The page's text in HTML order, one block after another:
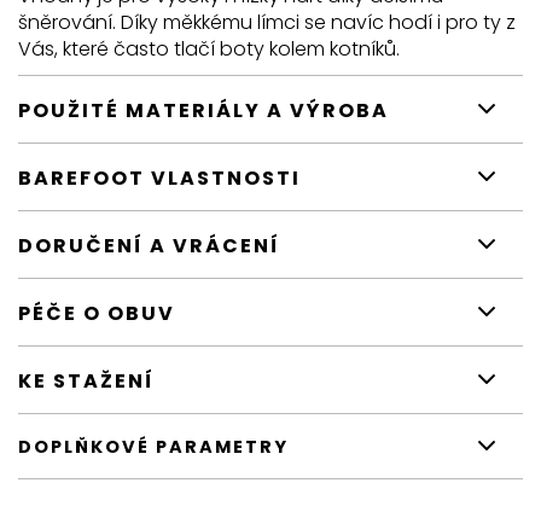
šněrování. Díky měkkému límci se navíc hodí i pro ty z
Vás, které často tlačí boty kolem kotníků.
POUŽITÉ MATERIÁLY A VÝROBA
BAREFOOT VLASTNOSTI
DORUČENÍ A VRÁCENÍ
PÉČE O OBUV
KE STAŽENÍ
DOPLŇKOVÉ PARAMETRY